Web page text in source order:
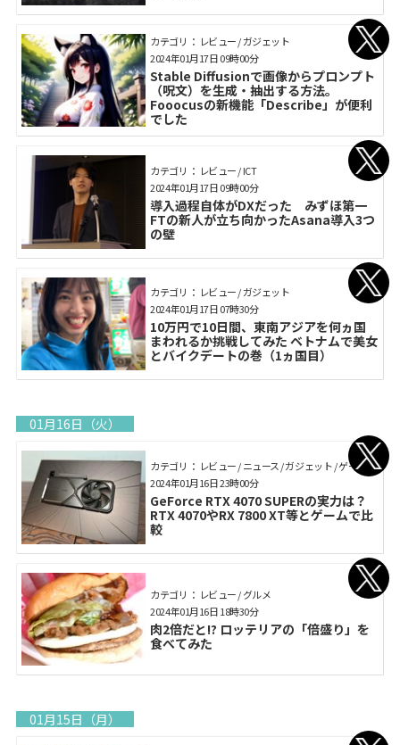
カテゴリ： レビュー / ガジェット
Stable Diffusionで画像からプロンプト
（呪文）を生成・抽出する方法。
Fooocusの新機能「Describe」が便利
でした
2024年01月17日 09時00分
カテゴリ： レビュー / ICT
導入過程自体がDXだった みずほ第一
FTの新人が立ち向かったAsana導入3つ
の壁
2024年01月17日 09時00分
カテゴリ： レビュー / ガジェット
10万円で10日間、東南アジアを何ヵ国
まわれるか挑戦してみた ベトナムで美女
とバイクデートの巻（1ヵ国目）
2024年01月17日 07時30分
01月16日（火）
カテゴリ： レビュー / ニュース / ガジェット / ゲーム
GeForce RTX 4070 SUPERの実力は？
RTX 4070やRX 7800 XT等とゲームで比
較
2024年01月16日 23時00分
カテゴリ： レビュー / グルメ
肉2倍だと!? ロッテリアの「倍盛り」を
食べてみた
2024年01月16日 18時30分
01月15日（月）